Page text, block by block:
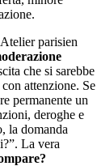
parisien
che si sarebbe
attenzione. Se
permanente un
deroghe e
la domanda
La vera